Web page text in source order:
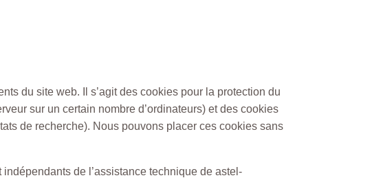
du site web. Il s’agit des cookies pour la protection du
sur un certain nombre d’ordinateurs) et des cookies
de recherche). Nous pouvons placer ces cookies sans
de l’assistance technique de astel-